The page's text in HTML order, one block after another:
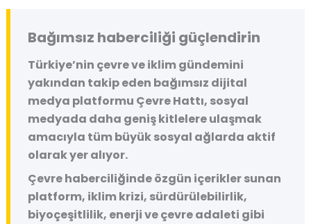
Bağımsız haberciliği güçlendirin
Türkiye’nin çevre ve iklim gündemini
yakından takip eden bağımsız dijital
medya platformu Çevre Hattı, sosyal
medyada daha geniş kitlelere ulaşmak
amacıyla tüm büyük sosyal ağlarda aktif
olarak yer alıyor.
Çevre haberciliğinde özgün içerikler sunan
platform, iklim krizi, sürdürülebilirlik,
biyoçeşitlilik, enerji ve çevre adaleti gibi